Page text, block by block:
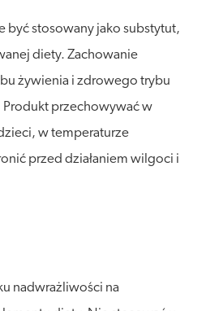
być stosowany jako substytut,
diety. Zachowanie
żywienia i zdrowego trybu
Produkt przechowywać w
w temperaturze
przed działaniem wilgoci i
nadwrażliwości na